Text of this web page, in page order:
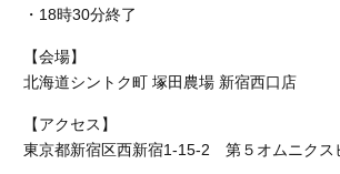
・18時30分終了
【会場】
北海道シントク町 塚田農場 新宿西口店
【アクセス】
東京都新宿区西新宿1-15-2 第５オムニクス